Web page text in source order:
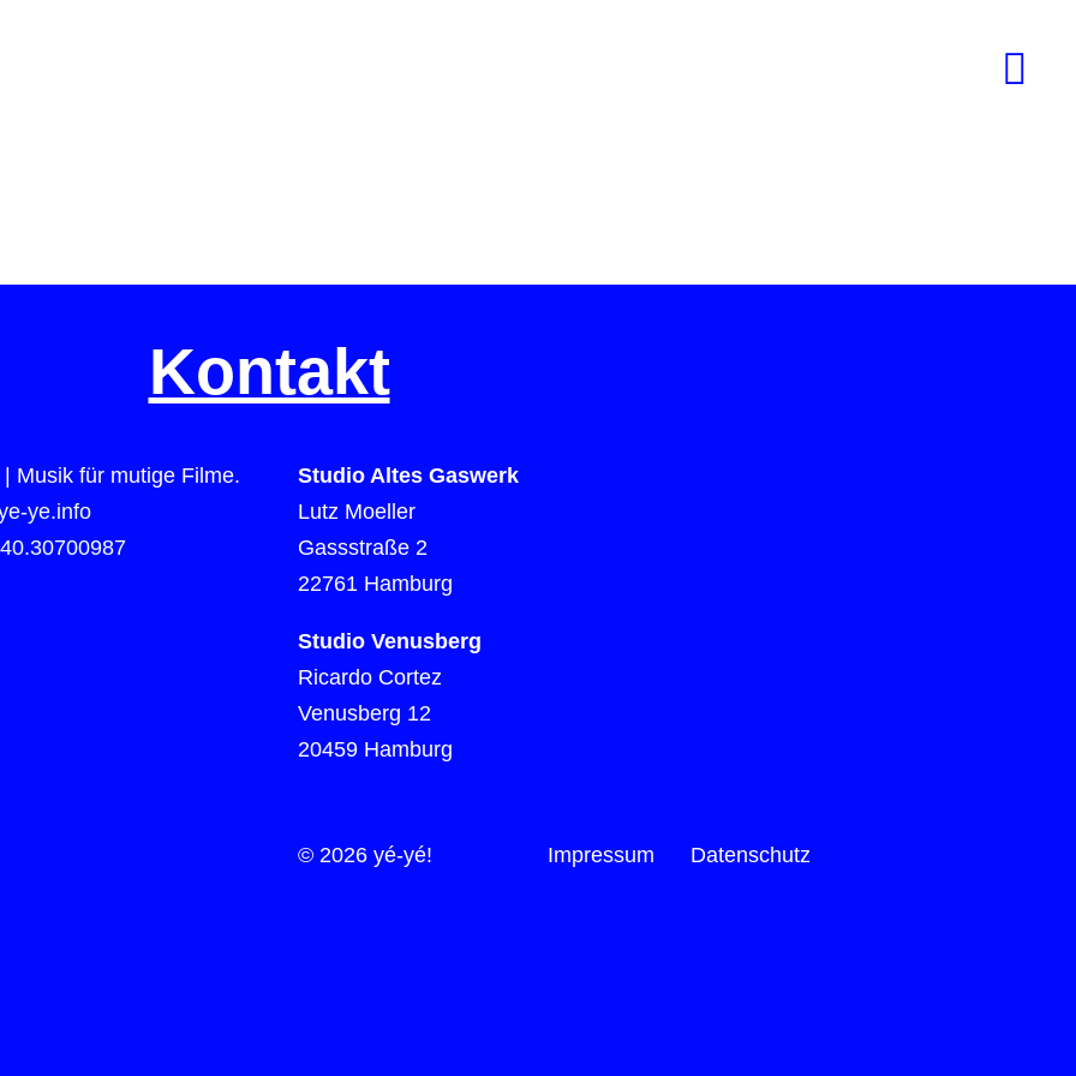
Kontakt
| Musik für mutige Filme.
ye.info
Studio Altes Gaswerk
Lutz Moeller
Gassstraße 2
22761 Hamburg
Studio Venusberg
Ricardo Cortez
Venusberg 12
20459 Hamburg
© 2026 yé-yé! Impressum Datenschutz